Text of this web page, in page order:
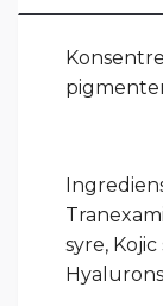
syre,